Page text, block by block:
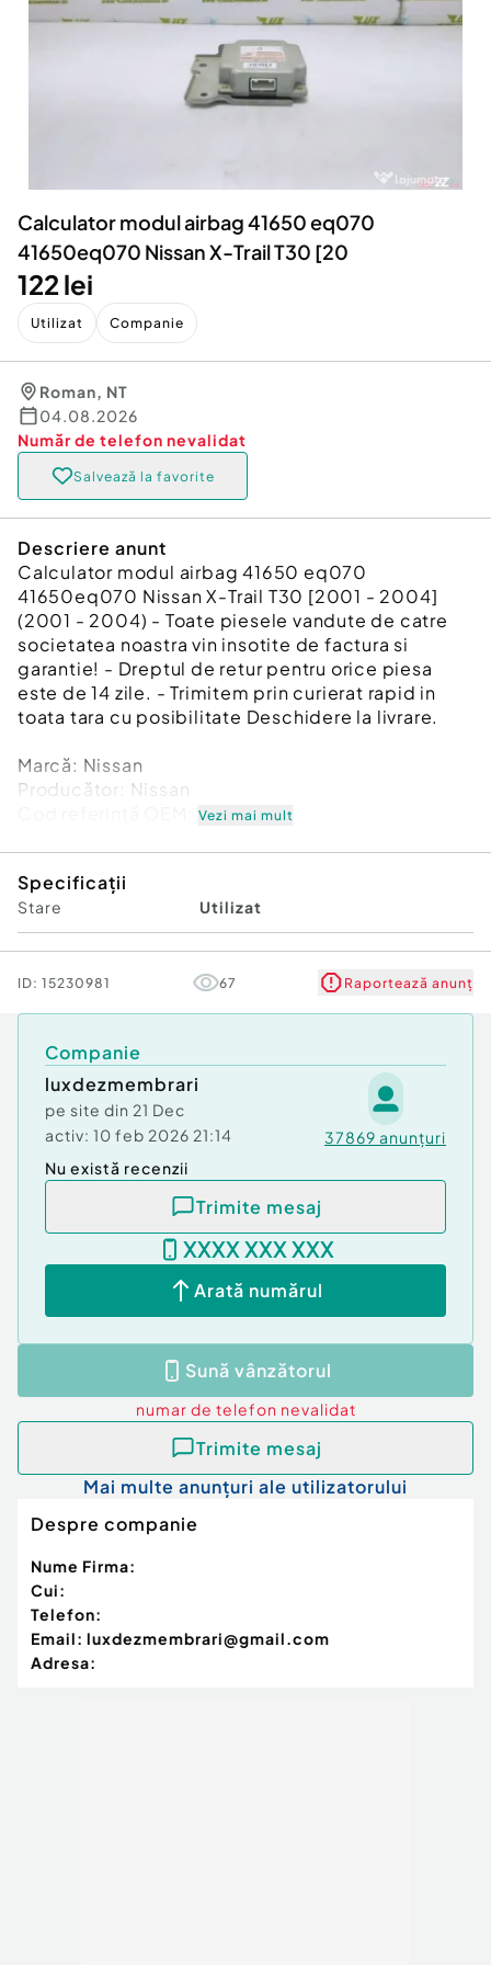
Servicii
Animale de companie
Afaceri și echipamente profesionale
Utilaje agricole si industriale
Piese auto si accesorii
Calculator modul airbag 41650 eq070
41650eq070 Nissan X-Trail T30 [20
122 lei
Utilizat Companie
Roman, NT
04.08.2026
Număr de telefon nevalidat
Salvează la favorite
Descriere anunt
Calculator modul airbag 41650 eq070
41650eq070 Nissan X-Trail T30 [2001 - 2004]
(2001 - 2004) - Toate piesele vandute de catre
societatea noastra vin insotite de factura si
garantie! - Dreptul de retur pentru orice piesa
este de 14 zile. - Trimitem prin curierat rapid in
toata tara cu posibilitate Deschidere la livrare.
Marcă: Nissan
Producător: Nissan
Cod referinţă OEM: 48593531
Garanție
Vezi mai mult
Specificații
Stare Utilizat
ID: 15230981 67 Raportează anunț
Companie
luxdezmembrari
pe site din 21 Dec
activ: 10 feb 2026 21:14 37869 anunțuri
Nu există recenzii
Trimite mesaj
XXXX XXX XXX
Arată numărul
Sună vânzătorul
numar de telefon nevalidat
Trimite mesaj
Mai multe anunțuri ale utilizatorului
Despre companie
Nume Firma:
Cui:
Telefon:
Email: luxdezmembrari@gmail.com
Adresa: